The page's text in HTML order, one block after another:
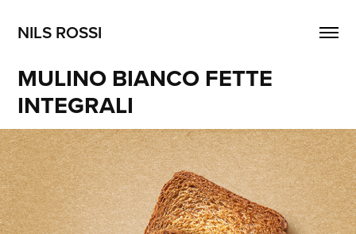
NILS ROSSI
MULINO BIANCO FETTE
INTEGRALI